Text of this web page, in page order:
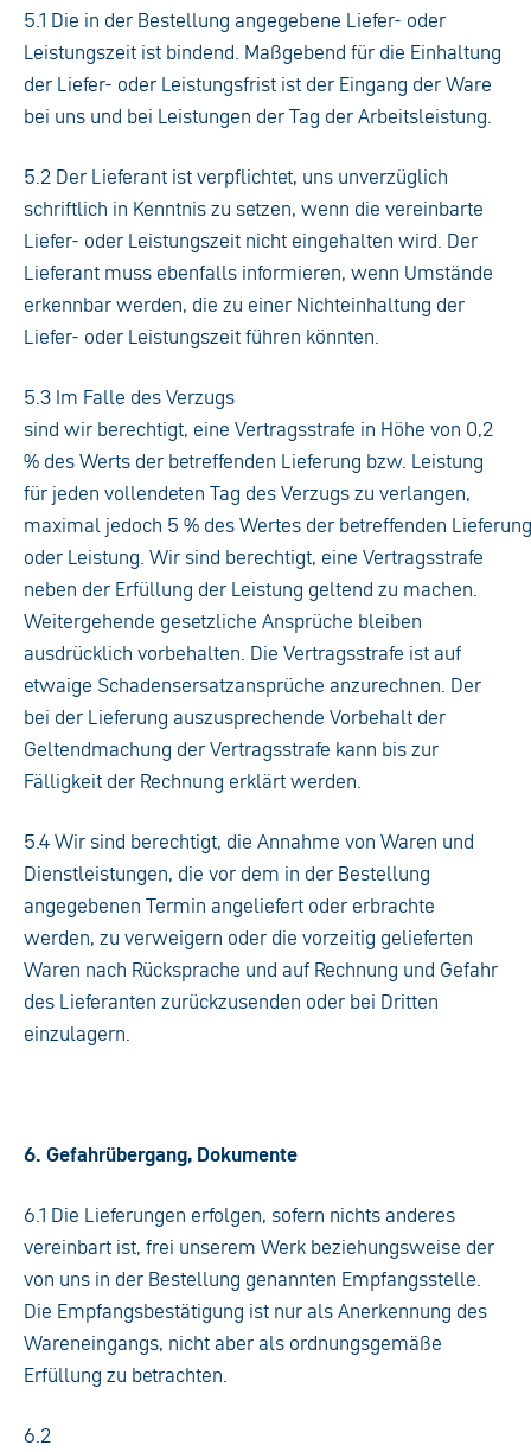
5.1 Die in der Bestellung angegebene Liefer- oder
Leistungszeit ist bindend. Maßgebend für die Einhaltung
der Liefer- oder Leistungsfrist ist der Eingang der Ware
bei uns und bei Leistungen der Tag der Arbeitsleistung.
5.2 Der Lieferant ist verpflichtet, uns unverzüglich
schriftlich in Kenntnis zu setzen, wenn die vereinbarte
Liefer- oder Leistungszeit nicht eingehalten wird. Der
Lieferant muss ebenfalls informieren, wenn Umstände
erkennbar werden, die zu einer Nichteinhaltung der
Liefer- oder Leistungszeit führen könnten.
5.3 Im Falle des Verzugs
sind wir berechtigt, eine Vertragsstrafe in Höhe von 0,2
% des Werts der betreffenden Lieferung bzw. Leistung
für jeden vollendeten Tag des Verzugs zu verlangen,
maximal jedoch 5 % des Wertes der betreffenden Lieferung
oder Leistung. Wir sind berechtigt, eine Vertragsstrafe
neben der Erfüllung der Leistung geltend zu machen.
Weitergehende gesetzliche Ansprüche bleiben
ausdrücklich vorbehalten. Die Vertragsstrafe ist auf
etwaige Schadensersatzansprüche anzurechnen. Der
bei der Lieferung auszusprechende Vorbehalt der
Geltendmachung der Vertragsstrafe kann bis zur
Fälligkeit der Rechnung erklärt werden.
5.4 Wir sind berechtigt, die Annahme von Waren und
Dienstleistungen, die vor dem in der Bestellung
angegebenen Termin angeliefert oder erbrachte
werden, zu verweigern oder die vorzeitig gelieferten
Waren nach Rücksprache und auf Rechnung und Gefahr
des Lieferanten zurückzusenden oder bei Dritten
einzulagern.
6. Gefahrübergang, Dokumente
6.1 Die Lieferungen erfolgen, sofern nichts anderes
vereinbart ist, frei unserem Werk beziehungsweise der
von uns in der Bestellung genannten Empfangsstelle.
Die Empfangsbestätigung ist nur als Anerkennung des
Wareneingangs, nicht aber als ordnungsgemäße
Erfüllung zu betrachten.
6.2